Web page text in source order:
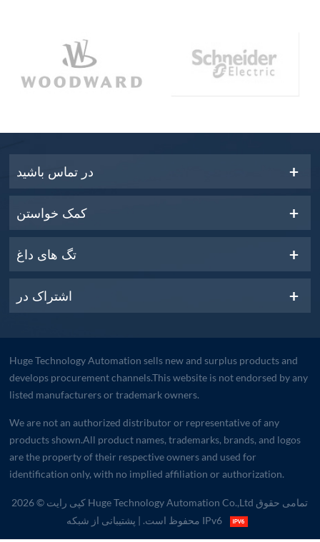
در تماس باشید
کمک خواستن
تگ های داغ
اشتراک در
Huge Technology Automation sells new and surplus products and
develops procurement channels.This website is not endorsed by any
listed manufacturers or trademark owners.
We are not an authorized distributor or representative of any
products shown.All product names, trademarks, brands, and logos
are the property of their respective owners and used for
identification only, with no implied affiliation or authorization.
کپی رایت © 2026 Huge Technology Automation Co.,Ltd تمامی حقوق
محفوظ است. | پشتیبانی از شبکه IPv6